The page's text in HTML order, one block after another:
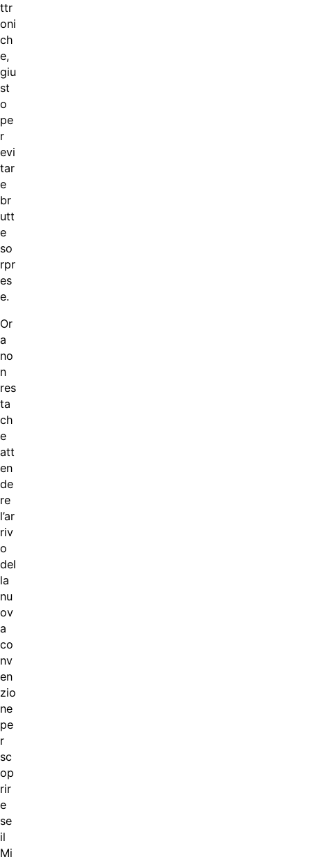
ttr
oni
ch
e,
giu
st
o
pe
r
evi
tar
e
br
utt
e
so
rpr
es
e.
Or
a
no
n
res
ta
ch
e
att
en
de
re
l’ar
riv
o
del
la
nu
ov
a
co
nv
en
zio
ne
pe
r
sc
op
rir
e
se
il
Mi